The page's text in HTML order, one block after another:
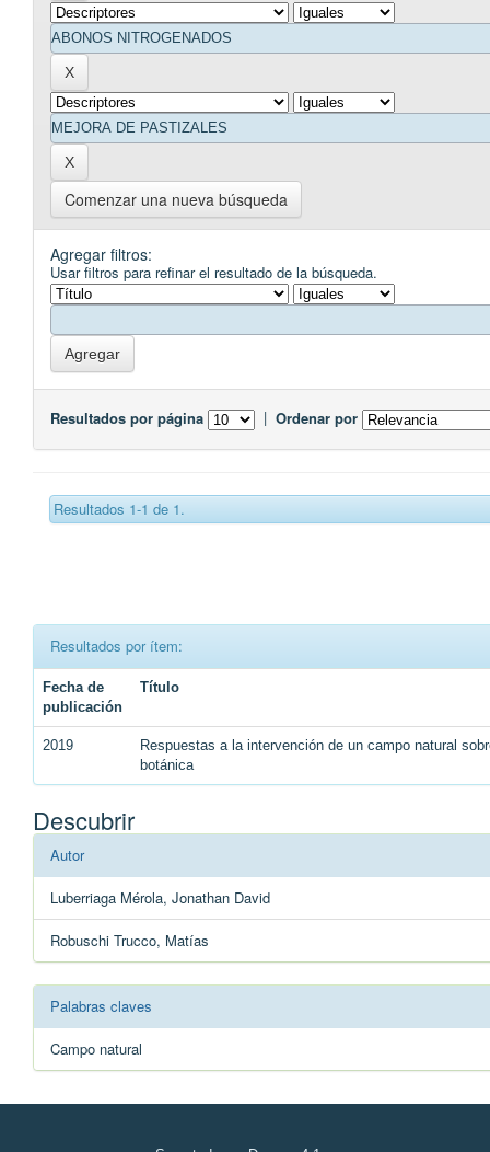
Comenzar una nueva búsqueda
Agregar filtros:
Usar filtros para refinar el resultado de la búsqueda.
Resultados por página | Ordenar por
Resultados 1-1 de 1.
Resultados por ítem:
Fecha de
publicación
Título
2019
Respuestas a la intervención de un campo natural
botánica
Descubrir
Autor
Luberriaga Mérola, Jonathan David
Robuschi Trucco, Matías
Palabras claves
Campo natural